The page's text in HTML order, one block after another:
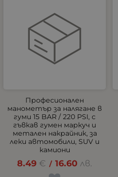
Професионален
манометър за налягане в
гуми 15 BAR / 220 PSI, с
гъвкав гумен маркуч и
метален накрайник, за
леки автомобили, SUV и
камиони
8.49 € / 16.60 лв.